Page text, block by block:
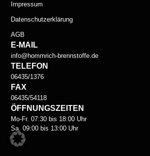
Impressum
Datenschutzerklärung
AGB
E-MAIL
info@hommrich-brennstoffe.de
TELEFON
06435/1376
FAX
06435/54118
ÖFFNUNGSZEITEN
Mo-Fr. 07:30 bis 18:00 Uhr
Sa. 09:00 bis 13:00 Uhr